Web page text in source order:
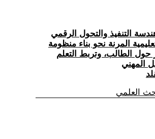
هندسة التنفيذ والتحول الرقمي
المرنة نحو بناء منظومة
حول الطالب، وتربط التعلم
المهني
العلمي